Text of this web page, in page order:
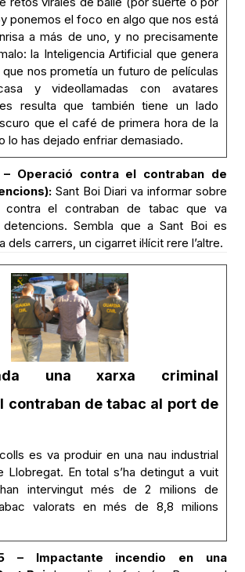
ponemos el foco en algo que nos está
a más de uno, y no precisamente
la Inteligencia Artificial que genera
nos prometía un futuro de películas
y videollamadas con avatares
resulta que también tiene un lado
que el café de primera hora de la
lo has dejado enfriar demasiado.
Operació contra el contraban de
Sant Boi Diari va informar sobre
contra el contraban de tabac que va
Sembla que a Sant Boi es
dels carrers, un cigarret il·lícit rere l’altre.
una xarxa criminal
contraban de tabac al port de
es va produir en una nau industrial
Llobregat. En total s’ha detingut a vuit
intervingut més de 2 milions de
valorats en més de 8,8 milions
– Impactante incendio en una